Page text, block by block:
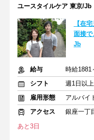
ユースタイルケア 東京/Jb
【在
面接
Jb
給与
シフト
雇用形態
アルバイ
アクセス
銀座一丁
あと3日